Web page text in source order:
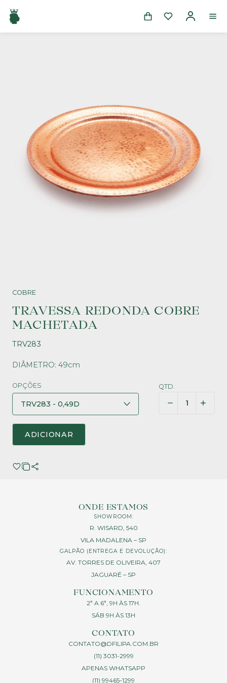
COBRE
TRAVESSA REDONDA COBRE
MACHETADA
TRV283
DIÂMETRO: 49cm
OPÇÕES QTD.
ADICIONAR
ONDE ESTAMOS
SHOWROOM:
R. WISARD, 540
VILA MADALENA – SP
GALPÃO (ENTREGA E DEVOLUÇÃO):
AV. TORRES DE OLIVEIRA, 407
JAGUARÉ – SP
FUNCIONAMENTO
2ª A 6ª, 9H ÀS 17H.
SÁB 9H ÀS 13H
CONTATO
CONTATO@DFILIPA.COM.BR
(11) 3031-2999
APENAS WHATSAPP
(11) 99465-1299